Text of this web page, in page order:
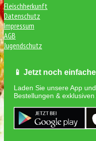
Fleischherkunft
Datenschutz
Impressum
AGB
Jugendschutz
📱 Jetzt noch
Laden Sie unsere App
Bestellungen & exklusiven